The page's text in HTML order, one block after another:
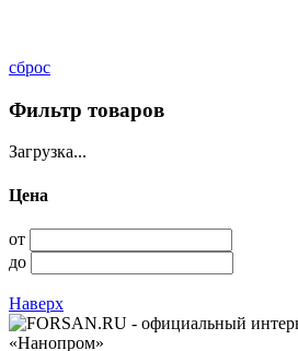
сброс
Фильтр товаров
Загрузка...
Цена
от
до
Наверх